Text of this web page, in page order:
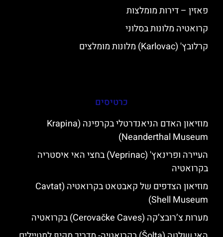
פאזין – דירות מומלצות
קרואטיה מלונות בסלוני
קרלובץ' (Karlovac) מלונות מומלצים
כרטיסים
מוזיאון האדם הניאנדרטלי בקרפינה (Krapina
Neanderthal Museum)
העיירה ופרינאץ' (Veprinac) בחצי האי איסטריה
בקרואטיה
מוזיאון הצדפים של קאבטאט בקרואטיה (Cavtat
Shell Museum)
מערות צ’רובצ’קה (Cerovačke Caves) בקרואטיה